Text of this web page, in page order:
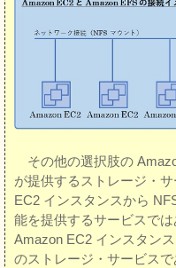
その他の選択肢の
が提供するストレージ・
EC2 インスタンスから
能を提供するサービスで
Amazon EC2 インスタン
のストレージ・サービス